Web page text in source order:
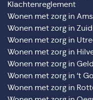
Klachtenreglement
Wonen met zorg in
Wonen met zorg in
Wonen met zorg in
Wonen met zorg in
Wonen met zorg in
Wonen met zorg in ‘t
Wonen met zorg in